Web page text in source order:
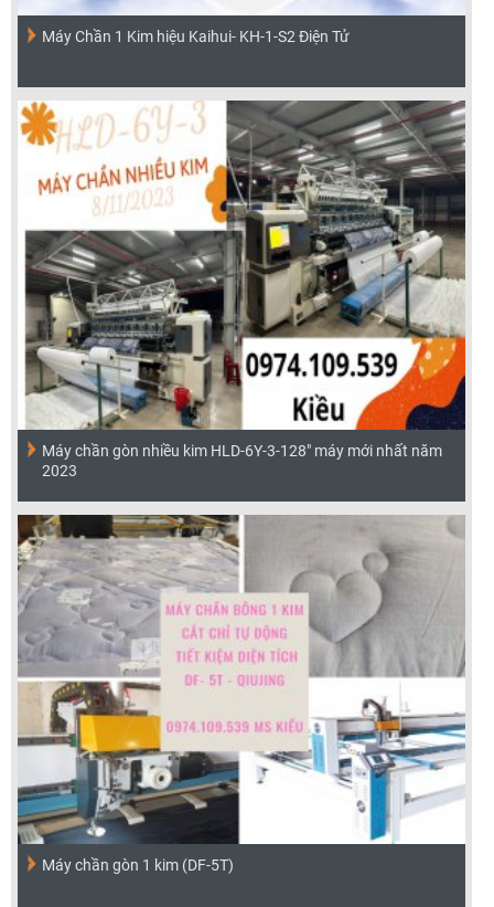
Máy Chần 1 Kim hiệu Kaihui- KH-1-S2 Điện Tử
Máy chần gòn nhiều kim HLD-6Y-3-128" máy mới nhất năm
2023
Máy chần gòn 1 kim (DF-5T)